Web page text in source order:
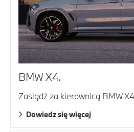
BMW X4.
Zasiądź za kierownicą BMW
Dowiedz się więcej